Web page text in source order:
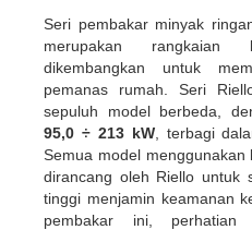
Seri pembakar minyak
merupakan
dikembangkan untuk
pemanas rumah. Seri
sepuluh model berbeda,
95,0 ÷ 213 kW, terbagi
Semua model
dirancang oleh Riello untuk
tinggi menjamin keamanan
pembakar ini, perhatian